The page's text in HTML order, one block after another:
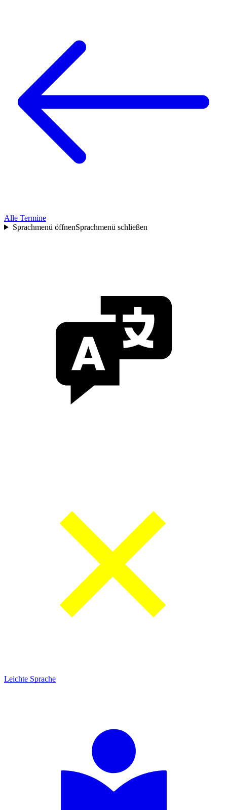
Alle Termine
Sprachmenü öffnenSprachmenü schließen
Leichte Sprache